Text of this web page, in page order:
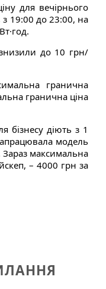
для вечірнього
з 19:00 до 23:00, на
до 10 грн/
гранична
гранична ціна
бізнесу діють з 1
модель
Зараз максимальна
– 4000 грн за